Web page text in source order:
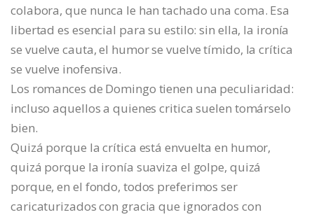
colabora, que nunca le han tachado una coma. Esa
libertad es esencial para su estilo: sin ella, la ironía
se vuelve cauta, el humor se vuelve tímido, la crítica
se vuelve inofensiva.
Los romances de Domingo tienen una peculiaridad:
incluso aquellos a quienes critica suelen tomárselo
bien.
Quizá porque la crítica está envuelta en humor,
quizá porque la ironía suaviza el golpe, quizá
porque, en el fondo, todos preferimos ser
caricaturizados con gracia que ignorados con